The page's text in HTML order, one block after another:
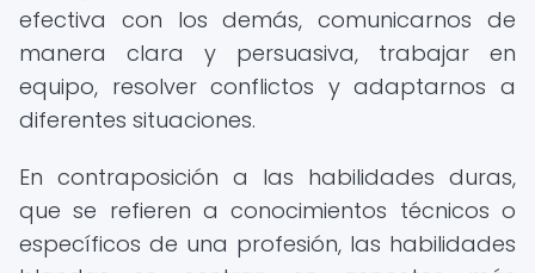
efectiva con los demás, comunicarnos de
manera clara y persuasiva, trabajar en
equipo, resolver conflictos y adaptarnos a
diferentes situaciones.
En contraposición a las habilidades duras,
que se refieren a conocimientos técnicos o
específicos de una profesión, las habilidades